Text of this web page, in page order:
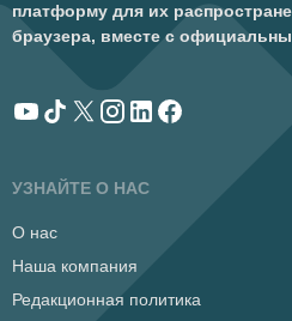
платформу для их
браузера, вместе с
УЗНАЙТЕ О НАС
О нас
Наша компания
Редакционная политика